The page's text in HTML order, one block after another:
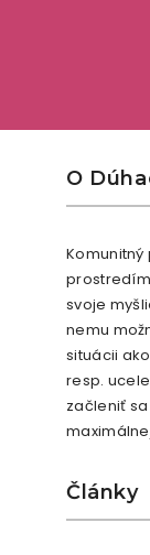
O
Komunitný
svoje
nemu
situácii
resp.
začleniť
Články